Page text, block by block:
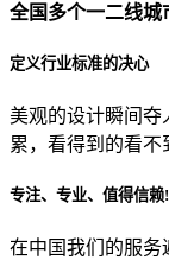
贵公司的团队规模
目前主要的营销渠
全国多个一二线城
定义行业标准的决心
美观的设计瞬间夺
累，看得到的看不
专注、专业、值得信赖!
在中国我们的服务